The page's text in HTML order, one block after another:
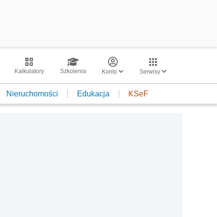
Kalkulatory Szkolenia Konto Serwisy
Nieruchomości Edukacja KSeF